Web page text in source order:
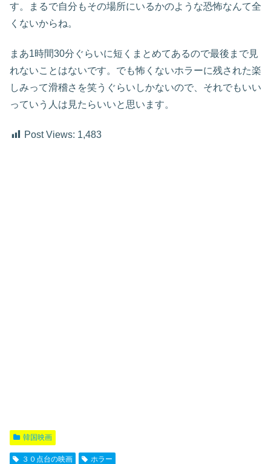
す。まるで自分もその場所にいるかのような恐怖なんて全
くないからね。
まあ1時間30分ぐらいに短くまとめてあるので最後まで見
れないことはないです。でも怖くないホラーに残された楽
しみって滑稽さを笑うぐらいしかないので、それでもいい
っていう人は見たらいいと思います。
Post Views: 1,483
韓国映画
３０点台の映画 ホラー